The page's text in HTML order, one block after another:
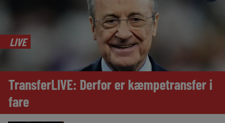
LIVE
TransferLIVE: Derfor er kæmpetransfer i
fare